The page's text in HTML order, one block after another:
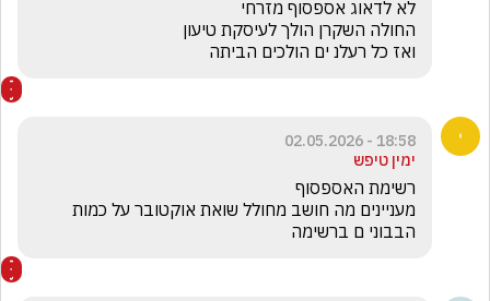
ואז כל רעלנ ים הולכים הביתה
18:58 - 02.05.2026
ימין טיפש
הבבוני ם ברשימה